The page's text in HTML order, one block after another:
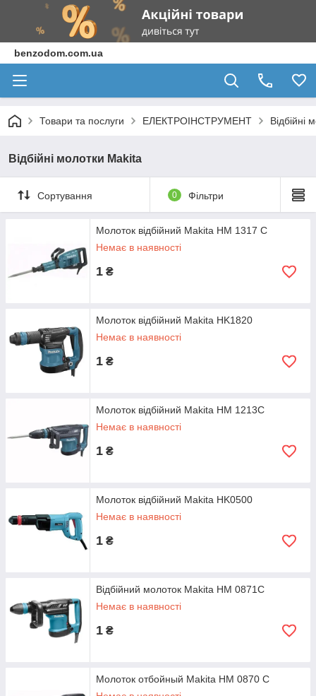
benzodom.com.ua
Товари та послуги ЕЛЕКТРОІНСТРУМЕНТ Відбійні
Відбійні молотки Makita
Сортування 0 Фільтри
Молоток відбійний Makita HM 1317 C
Немає в наявності
1 ₴
Молоток відбійний Makita HK1820
Немає в наявності
1 ₴
Молоток відбійний Makita HM 1213C
Немає в наявності
1 ₴
Молоток відбійний Makita HK0500
Немає в наявності
1 ₴
Відбійний молоток Makita HM 0871C
Немає в наявності
1 ₴
Молоток отбойный Makita HM 0870 C